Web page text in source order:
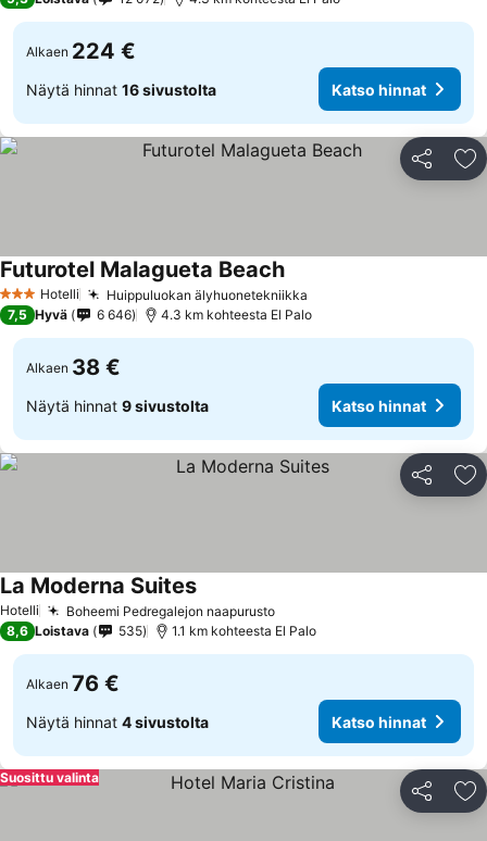
Alkaen 224 €
Näytä hinnat 16 sivustolta Katso hinnat
Jaa
3 Tähtiluokitus
Hotelli Huippuluokan älyhuonetekniikka
Futurotel Malagueta Beach
7,5 Hyvä 6 646 4.3 km kohteesta El Palo
Alkaen 38 €
Näytä hinnat 9 sivustolta Katso hinnat
Jaa
Hotelli Boheemi Pedregalejon naapurusto
La Moderna Suites
8,6 Loistava 535 1.1 km kohteesta El Palo
Alkaen 76 €
Näytä hinnat 4 sivustolta Katso hinnat
Jaa
Suosittu valinta